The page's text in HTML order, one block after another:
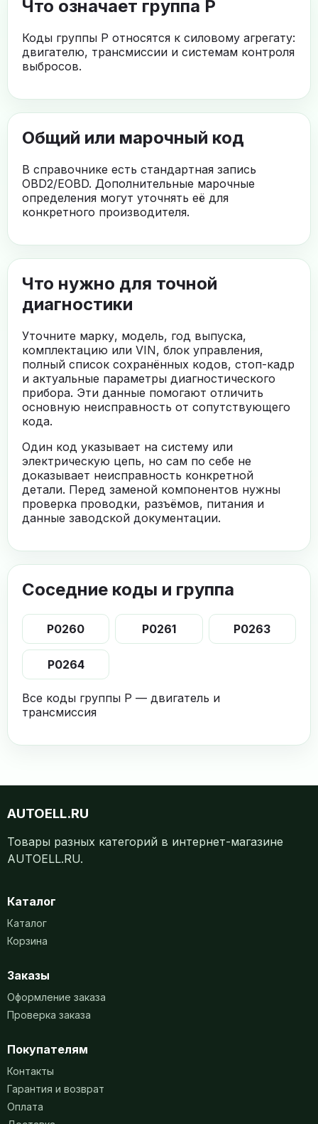
Что означает группа P
Коды группы P относятся к силовому агрегату:
двигателю, трансмиссии и системам контроля
выбросов.
Общий или марочный код
В справочнике есть стандартная запись
OBD2/EOBD. Дополнительные марочные
определения могут уточнять её для
конкретного производителя.
Что нужно для точной
диагностики
Уточните марку, модель, год выпуска,
комплектацию или VIN, блок управления,
полный список сохранённых кодов, стоп-кадр
и актуальные параметры диагностического
прибора. Эти данные помогают отличить
основную неисправность от сопутствующего
кода.
Один код указывает на систему или
электрическую цепь, но сам по себе не
доказывает неисправность конкретной
детали. Перед заменой компонентов нужны
проверка проводки, разъёмов, питания и
данные заводской документации.
Соседние коды и группа
P0260 P0261 P0263
P0264
Все коды группы P — двигатель и
трансмиссия
AUTOELL.RU
Товары разных категорий в интернет-магазине
AUTOELL.RU.
Каталог
Каталог
Корзина
Заказы
Оформление заказа
Проверка заказа
Покупателям
Контакты
Гарантия и возврат
Оплата